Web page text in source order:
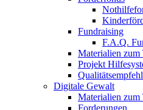
Fundraising
F.A.Q.
Materialien zum
Projekt
Digitale Gewalt
Materialien zum
Forderungen